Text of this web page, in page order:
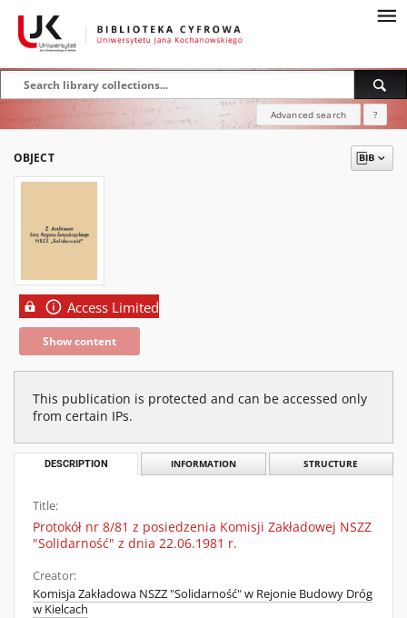
Advanced search ?
OBJECT
Access Limited
Show content
This publication is protected and can be accessed only
from certain IPs.
DESCRIPTION INFORMATION STRUCTURE
Title:
Protokół nr 8/81 z posiedzenia Komisji Zakładowej NSZZ
"Solidarność" z dnia 22.06.1981 r.
Creator:
Komisja Zakładowa NSZZ "Solidarność" w Rejonie Budowy Dróg
w Kielcach